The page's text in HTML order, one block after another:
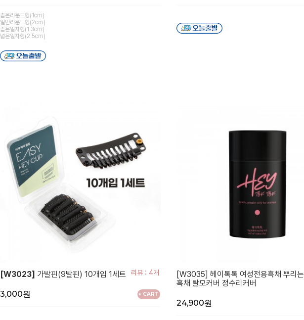
좁은라운드형(1cm)
일반라운드형(2cm)
좁은일자형(1.3cm)
넓은일자형(2.5cm)
리뷰 : 4개
[W3023] 가발핀(9발핀) 10개입 1세트
3,000원 + CART
[W3035] 헤이톡톡 여성전용흑채 뿌리는
흑채 탈모커버 정수리커버
24,900원